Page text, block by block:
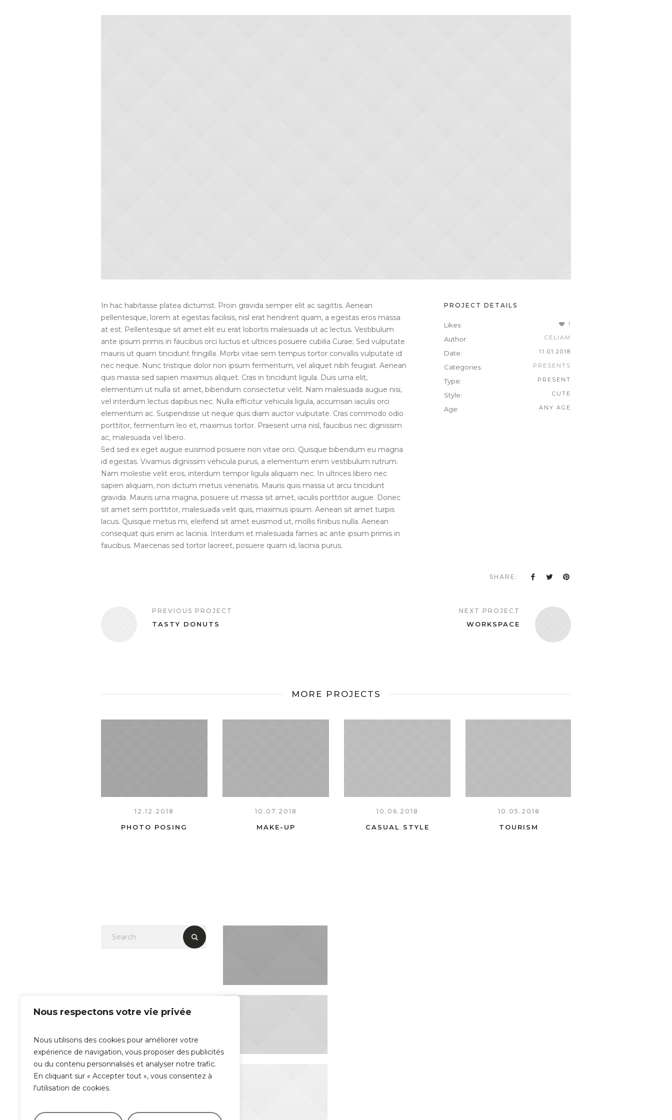
Nous respectons votre vie privée
Nous utilisons des cookies pour améliorer votre
expérience de navigation, vous proposer des publicités
ou du contenu personnalisés et analyser notre trafic.
En cliquant sur « Accepter tout », vous consentez à
l'utilisation de cookies.
In hac habitasse platea dictumst. Proin gravida semper elit ac sagittis. Aenean
pellentesque, lorem at egestas facilisis, nisl erat hendrerit quam, a egestas eros massa
at est. Pellentesque sit amet elit eu erat lobortis malesuada ut ac lectus. Vestibulum
ante ipsum primis in faucibus orci luctus et ultrices posuere cubilia Curae; Sed vulputate
mauris ut quam tincidunt fringilla. Morbi vitae sem tempus tortor convallis vulputate id
nec neque. Nunc tristique dolor non ipsum fermentum, vel aliquet nibh feugiat. Aenean
quis massa sed sapien maximus aliquet. Cras in tincidunt ligula. Duis urna elit,
elementum ut nulla sit amet, bibendum consectetur velit. Nam malesuada augue nisi,
vel interdum lectus dapibus nec. Nulla efficitur vehicula ligula, accumsan iaculis orci
elementum ac. Suspendisse ut neque quis diam auctor vulputate. Cras commodo odio
porttitor, fermentum leo et, maximus tortor. Praesent urna nisl, faucibus nec dignissim
ac, malesuada vel libero.
Sed sed ex eget augue euismod posuere non vitae orci. Quisque bibendum eu magna
id egestas. Vivamus dignissim vehicula purus, a elementum enim vestibulum rutrum.
Nam molestie velit eros, interdum tempor ligula aliquam nec. In ultrices libero nec
sapien aliquam, non dictum metus venenatis. Mauris quis massa ut arcu tincidunt
gravida. Mauris urna magna, posuere ut massa sit amet, iaculis porttitor augue. Donec
sit amet sem porttitor, malesuada velit quis, maximus ipsum. Aenean sit amet turpis
lacus. Quisque metus mi, eleifend sit amet euismod ut, mollis finibus nulla. Aenean
consequat quis enim ac lacinia. Interdum et malesuada fames ac ante ipsum primis in
faucibus. Maecenas sed tortor laoreet, posuere quam id, lacinia purus.
PROJECT DETAILS
Likes: 1
Author: CELIAM
Date: 11.01.2018
Categories: PRESENTS
Type: PRESENT
Style: CUTE
Age: ANY AGE
SHARE:
PREVIOUS PROJECT
TASTY DONUTS
NEXT PROJECT
WORKSPACE
MORE PROJECTS
12.12.2018
PHOTO POSING
10.07.2018
MAKE-UP
10.06.2018
CASUAL STYLE
10.05.2018
TOURISM